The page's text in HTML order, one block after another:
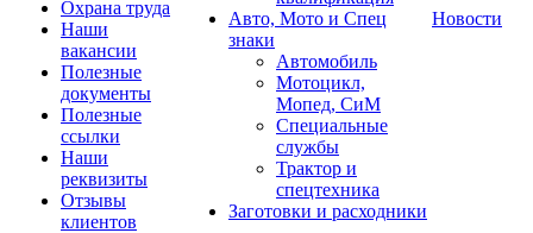
Охрана труда
Наши
вакансии
Полезные
документы
Полезные
ссылки
Наши
реквизиты
Отзывы
клиентов
Авто, Мото и Спец
знаки
Автомобиль
Мотоцикл,
Мопед, СиМ
Специальные
службы
Трактор и
спецтехника
Заготовки и расходники
Новости